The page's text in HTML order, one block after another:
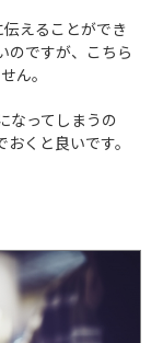
えることができ
のですが、こちら
ん。
なってしまうの
くと良いです。